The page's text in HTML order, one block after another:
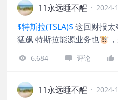
11永远睡不醒 · 2024-
$特斯拉(TSLA)$ 这回财报
猛飙 特斯拉能源业务也🐮
6,684 评论
11永远睡不醒 · 2024-